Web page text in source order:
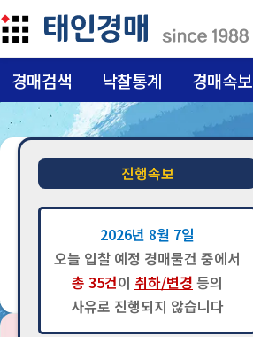
경매검색 낙찰통계 경매속보
진행속보
2026년 8월 7일
오늘 입찰 예정 경매물건 중에서
총 35건이 취하/변경 등의
사유로 진행되지 않습니다
account_circle
로그인해주세요!
회원가입 · 아이디찾기 · 비밀번